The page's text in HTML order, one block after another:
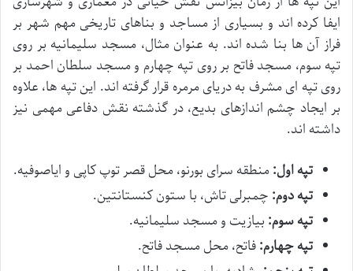
ایفا کرده اند و بسیاری از مساجد و بناهای تاریخی مهم شهر بر
فراز آن ها بنا شده اند. به عنوان مثال، مسجد سلیمانیه بر روی
تپه سوم، مسجد فاتح بر روی تپه چهارم و مسجد سلطان احمد بر
روی تپه ای مشرف به دریای مرمره قرار گرفته اند. این تپه ها، علاوه
بر ایجاد چشم اندازهای بدیع، در گذشته نقش دفاعی مهمی نیز
داشته اند.
تپه اول:منطقه سرای بورنو، محل قصر توپ کاپی و ایاصوفیه.
تپه دوم: چمبرلی تاش، با ستون کنستانتین.
تپه سوم: بیازیت و مسجد سلیمانیه.
تپه چهارم:فاتح، محل مسجد فاتح.